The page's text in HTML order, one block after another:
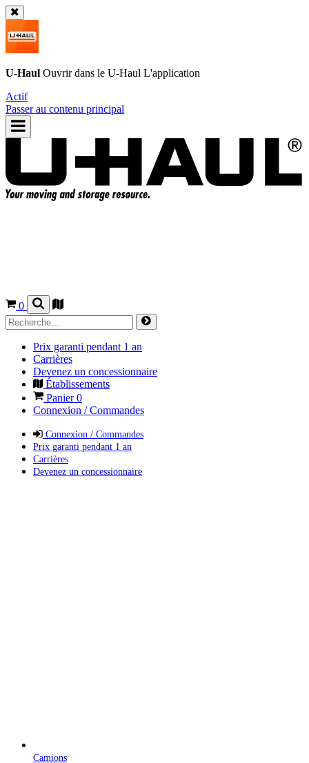
U-Haul Ouvrir dans le U-Haul L'application
Actif
Passer au contenu principal
0
Prix garanti pendant 1 an
Carrières
Devenez un concessionnaire
Établissements
Panier0
Connexion / Commandes
Connexion / Commandes
Prix garanti pendant 1 an
Carrières
Devenez un concessionnaire
Camions